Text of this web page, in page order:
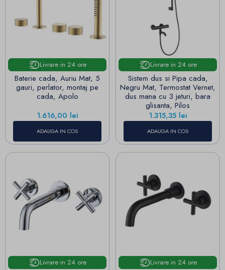
Livrare in 24 ore
Baterie cada, Auriu Mat, 5
gauri, perlator, montaj pe
cada, Apolo
Pret
1.616,00 lei
ADAUGA IN COS
Livrare in 24 ore
Sistem dus si Pipa cada,
Negru Mat, Termostat Vernet,
dus mana cu 3 jeturi, bara
glisanta, Pilos
Pret
1.315,35 lei
ADAUGA IN COS
Livrare in 24 ore Livrare in 24 ore